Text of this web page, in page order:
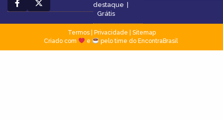
destaque |
Grátis
Termos| Privacidade
Sitemap
Criado com
e pelo time do EncontraBrasil